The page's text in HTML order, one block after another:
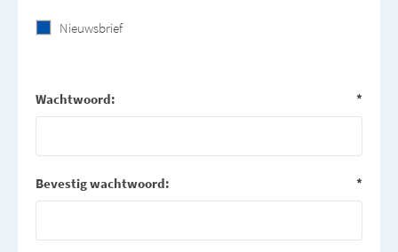
Nieuwsbrief
Wachtwoord: *
Bevestig wachtwoord: *